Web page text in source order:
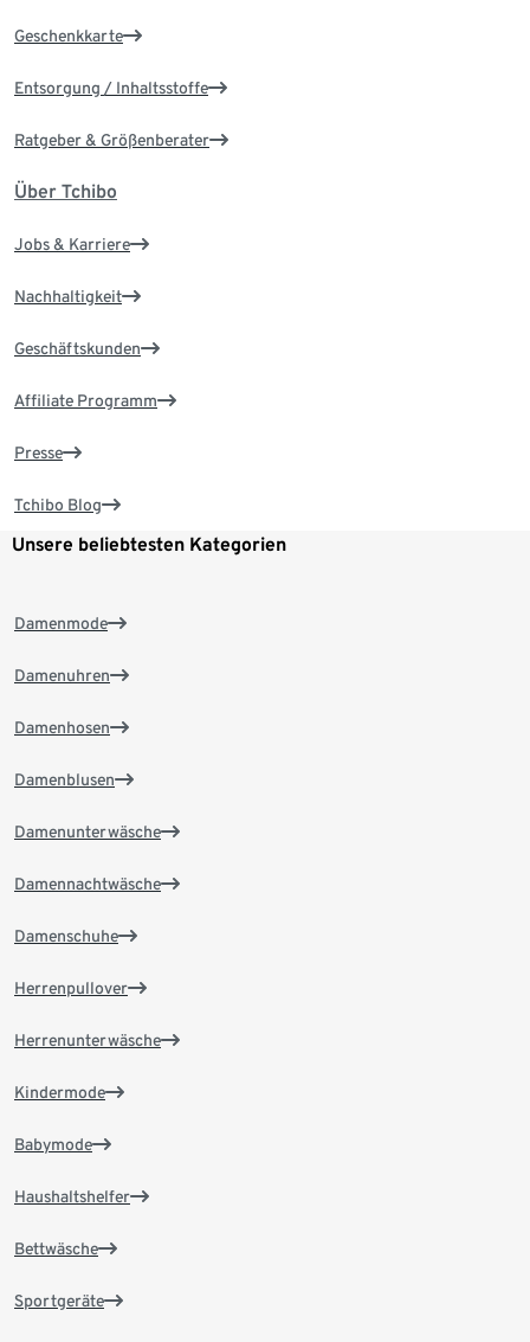
Geschenkkarte
Entsorgung / Inhaltsstoffe
Ratgeber & Größenberater
Über Tchibo
Jobs & Karriere
Nachhaltigkeit
Geschäftskunden
Affiliate Programm
Presse
Tchibo Blog
Unsere beliebtesten Kategorien
Damenmode
Damenuhren
Damenhosen
Damenblusen
Damenunterwäsche
Damennachtwäsche
Damenschuhe
Herrenpullover
Herrenunterwäsche
Kindermode
Babymode
Haushaltshelfer
Bettwäsche
Sportgeräte